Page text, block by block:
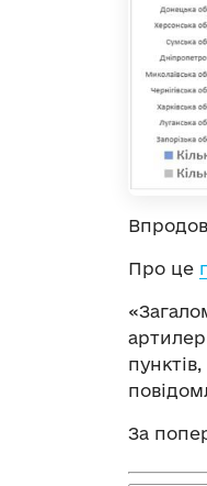
Про це
За